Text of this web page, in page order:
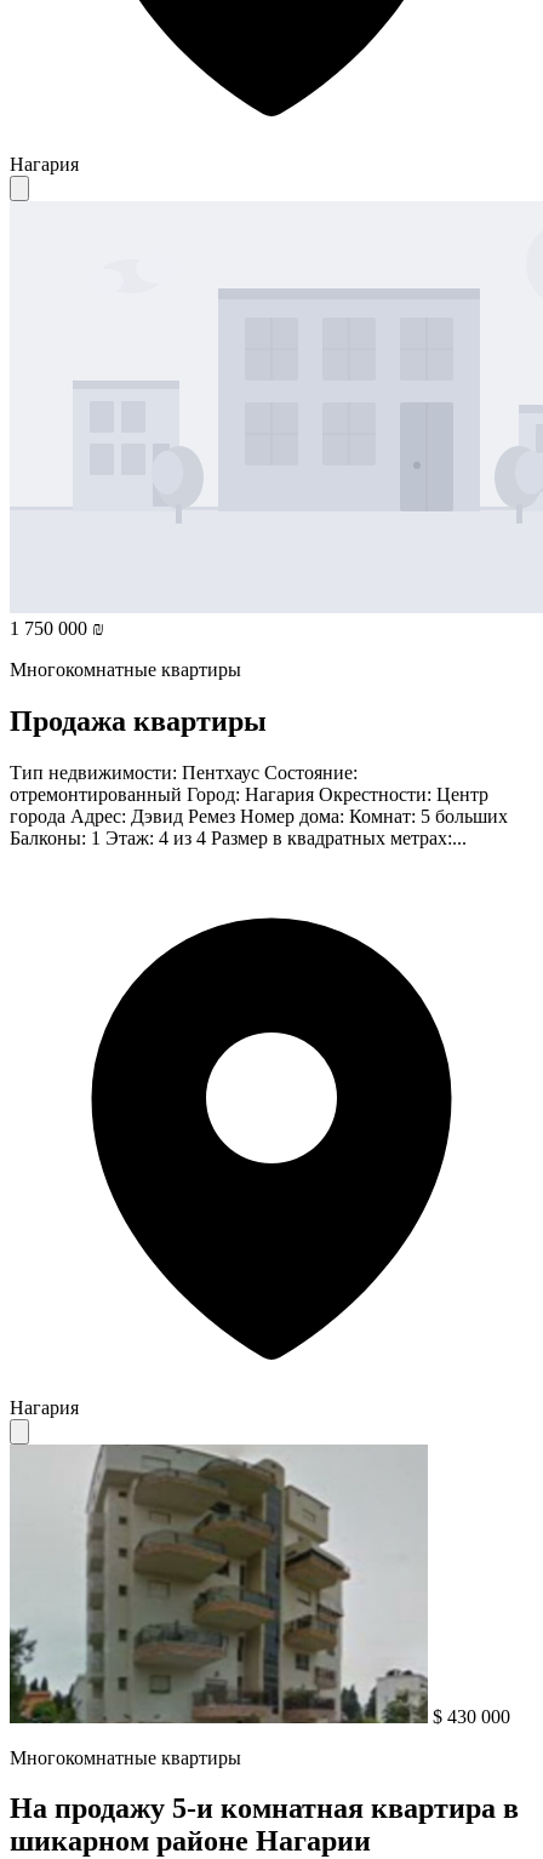
Нагария
1 750 000 ₪
Многокомнатные квартиры
Продажа квартиры
Тип недвижимости: Пентхаус Состояние:
отремонтированный Город: Нагария Окрестности: Центр
города Адрес: Дэвид Ремез Номер дома: Комнат: 5 больших
Балконы: 1 Этаж: 4 из 4 Размер в квадратных метрах:...
Нагария
$ 430 000
Многокомнатные квартиры
На продажу 5-и комнатная квартира в
шикарном районе Нагарии